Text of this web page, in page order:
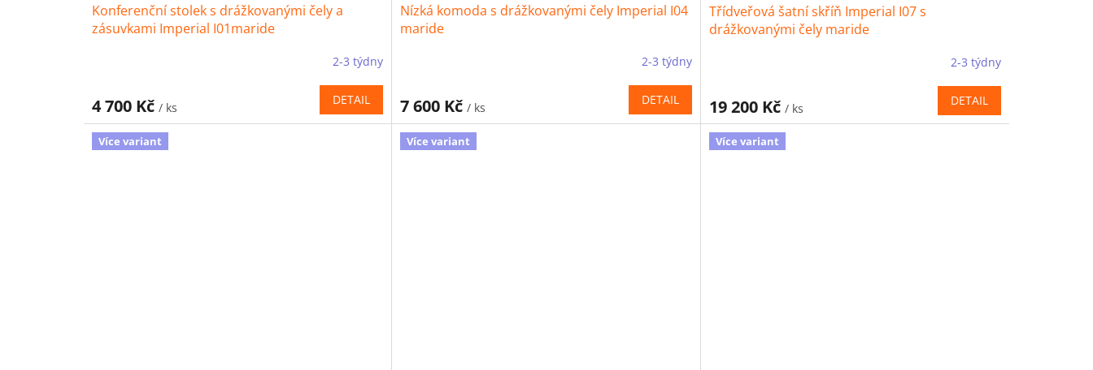
Konferenční stolek s drážkovanými čely a
zásuvkami Imperial I01maride
2-3 týdny
4 700 Kč / ks
DETAIL
Nízká komoda s drážkovanými čely Imperial I04
maride
2-3 týdny
7 600 Kč/ ks
DETAIL
Třídveřová šatní skříň Imperial I07 s
drážkovanými čely maride
2-3 týdny
19 200 Kč / ks
DETAIL
Více variant Více variant Více variant